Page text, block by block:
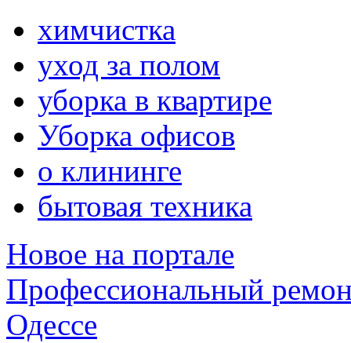
химчистка
уход за полом
уборка в квартире
Уборка офисов
о клининге
бытовая техника
Новое на портале
Профессиональный
Одессе